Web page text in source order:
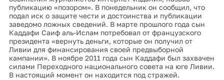
публикацию «позором». В понедельник он сообщил, что
подал иск о защите чести и достоинства и публикации
заведомо ложных сведений. В марте прошлого года сын
Каддафи Саиф аль-Ислам потребовал от французского
президента «вернуть деньги, которые он получил от
Ливии для финансирования своей предвыборной
кампании». В ноябре 2011 года сын Каддафи был захвачен
силами Переходного национального совета на юге Ливии.
В настоящий момент он находится под стражей.